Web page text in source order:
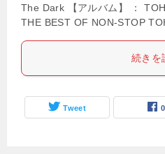
The Dark 【アルバム】 ：
THE BEST OF NON-STOP
続きを
Tweet 0